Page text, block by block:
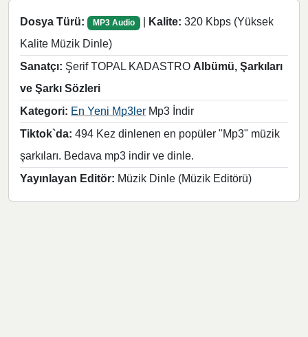
Dosya Türü: MP3 Audio | Kalite: 320 Kbps (Yüksek
Kalite Müzik Dinle)
Sanatçı: Şerif TOPAL KADASTRO Albümü, Şarkıları
ve Şarkı Sözleri
Kategori: En Yeni Mp3ler Mp3 İndir
Tiktok`da: 494 Kez dinlenen en popüler "Mp3" müzik
şarkıları. Bedava mp3 indir ve dinle.
Yayınlayan Editör: Müzik Dinle (Müzik Editörü)